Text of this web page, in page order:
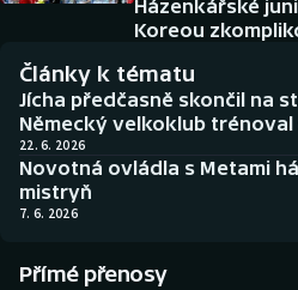
Baseball a softbal
Basketbal
Biatlon
Boby a skeleton
Box
Historické návraty
Aplikace ČT sport
AZ kvíz
Házenkářské
Koreou
Články k tématu
Jícha předčasně skončil na
Německý velkoklub trénoval
22. 6. 2026
Novotná ovládla s Metami
mistryň
7. 6. 2026
Přímé přenosy